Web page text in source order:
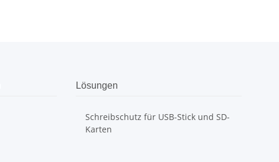
Lösungen
Schreibschutz für USB-Stick und SD-
Karten